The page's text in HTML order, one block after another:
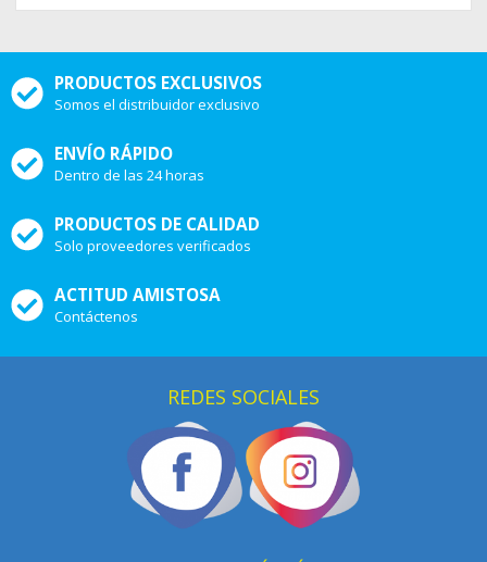
PRODUCTOS EXCLUSIVOS
Somos el distribuidor exclusivo
ENVÍO RÁPIDO
Dentro de las 24 horas
PRODUCTOS DE CALIDAD
Solo proveedores verificados
ACTITUD AMISTOSA
Contáctenos
REDES SOCIALES